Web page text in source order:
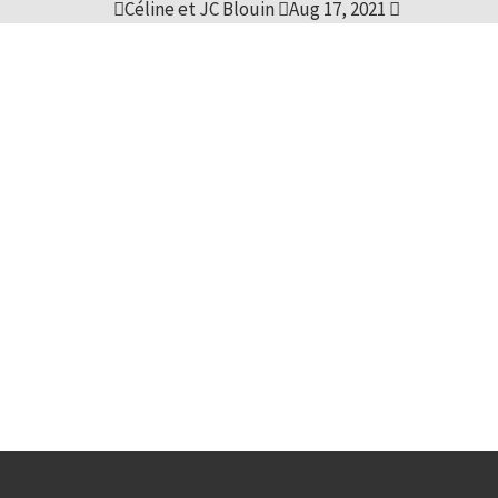
Céline et JC Blouin Aug 17, 2021